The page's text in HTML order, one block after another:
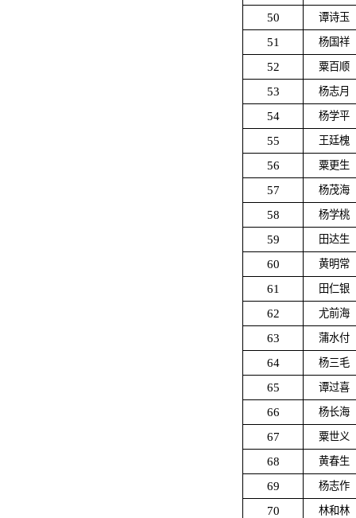
50 谭诗玉
51 杨国祥
52 粟百顺
53 杨志月
54 杨学平
55 王廷槐
56 粟更生
57 杨茂海
58 杨学桃
59 田达生
60 黄明常
61 田仁银
62 尤前海
63 蒲水付
64 杨三毛
65 谭过喜
66 杨长海
67 粟世义
68 黄春生
69 杨志作
70 林和林